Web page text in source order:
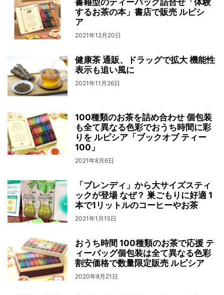
するお茶の本」書店で販売 ルピシ
ア
2021年12月20日
健康茶 通販、ドラッグで拡大 機能性
表示も追い風に
2021年11月26日
100種類のお茶を詰め合わせ 個包装
も全て異なる色彩でおうち時間に彩
りを ルピシア「ブックオブ ティー
100」
2021年8月6日
「ブレンディ」から大サイズスティ
ックが登場 なぜ？ 巣ごもりに好適 1
本で1リットルのコーヒーやお茶
2021年1月15日
おうち時間 100種類のお茶で応援 テ
ィーバッグ個包装は全て異なる色彩
割安価格で数量限定販売 ルピシア
2020年8月21日